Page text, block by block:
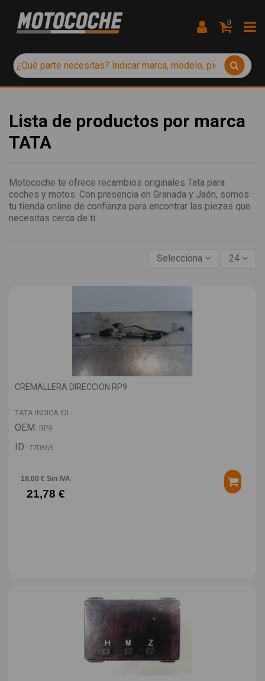
0
Lista de productos por marca
TATA
Motocoche te ofrece recambios originales Tata para
coches y motos. Con presencia en Granada y Jaén, somos
tu tienda online de confianza para encontrar las piezas que
necesitas cerca de ti.
Selecciona 24
CREMALLERA DIRECCION RP9
TATA INDICA IDI
OEM: RP9
ID: 770363
18,00 € Sin IVA
21,78 €